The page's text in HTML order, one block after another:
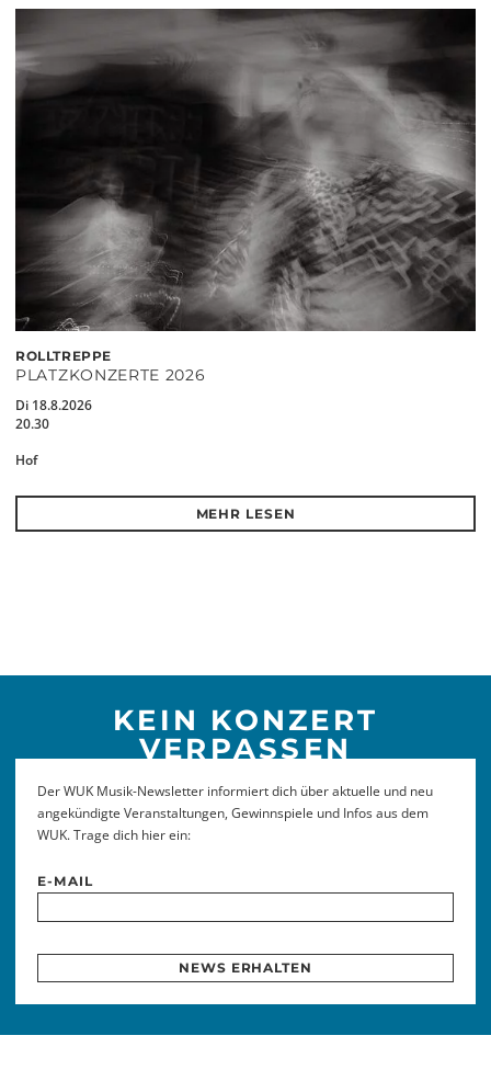
ROLLTREPPE
PLATZKONZERTE 2026
Di 18.8.2026
20.30
Hof
MEHR LESEN
KEIN KONZERT
VERPASSEN
Der WUK Musik-Newsletter informiert dich über aktuelle und neu
angekündigte Veranstaltungen, Gewinnspiele und Infos aus dem
WUK. Trage dich hier ein:
E-MAIL
NEWS ERHALTEN